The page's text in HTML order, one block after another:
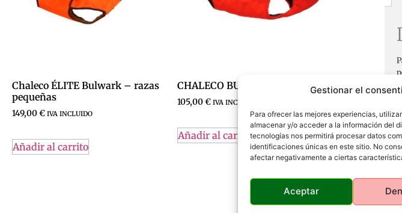
Gestionar el
Para ofrecer las mejores experiencias,
almacenar y/o acceder a la información del
tecnologías nos permitirá procesar datos
identificaciones únicas en este sitio. No
afectar negativamente a ciertas
Aceptar
Chaleco ÉLITE Bulwark – razas
pequeñas
149,00€ IVA INCLUIDO
Añadir al carrito
CHALECO BULWARK Talla 65
105,00€ IVA INCLUIDO
Añadir al carrito